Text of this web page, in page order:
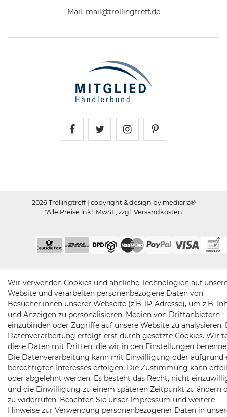
Mail: mail@trollingtreff.de
2026 Trollingtreff | copyright & design by mediaria®
*Alle Preise inkl. MwSt., zzgl. Versandkosten
Wir verwenden Cookies und ähnliche Technologien auf
Website und verarbeiten personenbezogene Daten von
Besucher:innen unserer Webseite (z.B. IP-Adresse), um z.B.
und Anzeigen zu personalisieren, Medien von Drittanbietern
einzubinden oder Zugriffe auf unsere Website zu analysieren.
Datenverarbeitung erfolgt erst durch gesetzte Cookies. Wir
diese Daten mit Dritten, die wir in den Einstellungen
Die Datenverarbeitung kann mit Einwilligung oder aufgrund
berechtigten Interesses erfolgen. Die Zustimmung kann
oder abgelehnt werden. Es besteht das Recht, nicht
und die Einwilligung zu einem späteren Zeitpunkt zu ändern
zu widerrufen. Beachten Sie unser Impressum und weitere
Hinweise zur Verwendung personenbezogener Daten in